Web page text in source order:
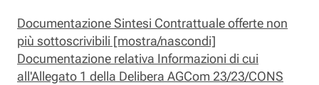
Documentazione Sintesi Contrattuale offerte non
più sottoscrivibili [mostra/nascondi]
Documentazione relativa Informazioni di cui
all'Allegato 1 della Delibera AGCom 23/23/CONS